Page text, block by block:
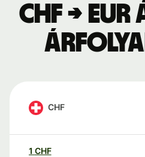
CHF →
CHF
1 CHF